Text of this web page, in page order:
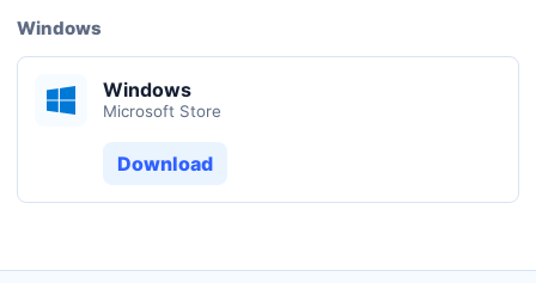
Windows
Windows
Microsoft Store
Download